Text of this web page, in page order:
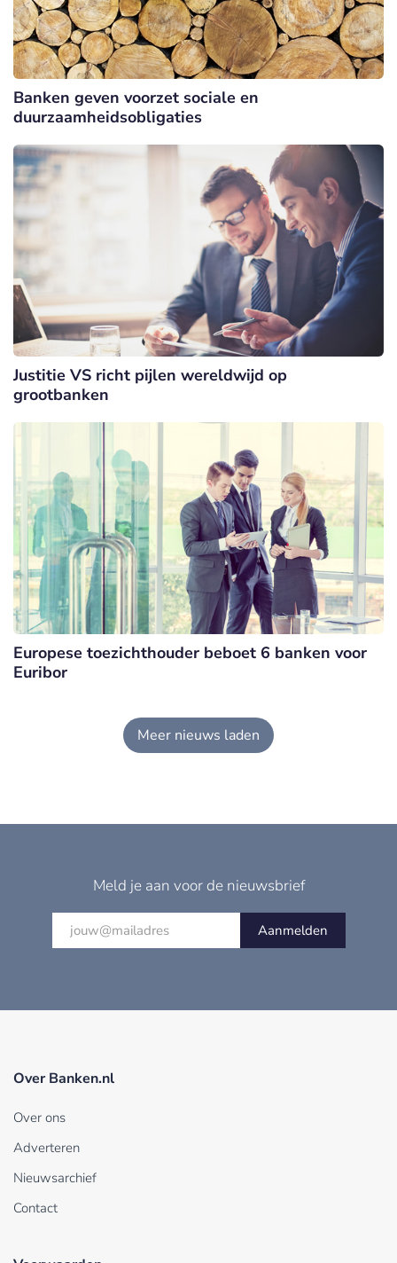
Banken geven voorzet sociale en
duurzaamheidsobligaties
Justitie VS richt pijlen wereldwijd op
grootbanken
Europese toezichthouder beboet 6 banken voor
Euribor
Meer nieuws laden
Meld je aan voor de nieuwsbrief
Aanmelden
Over Banken.nl
Over ons
Adverteren
Nieuwsarchief
Contact